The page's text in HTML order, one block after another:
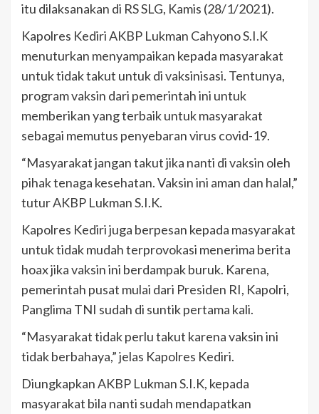
itu dilaksanakan di RS SLG, Kamis (28/1/2021).
Kapolres Kediri AKBP Lukman Cahyono S.I.K
menuturkan menyampaikan kepada masyarakat
untuk tidak takut untuk di vaksinisasi. Tentunya,
program vaksin dari pemerintah ini untuk
memberikan yang terbaik untuk masyarakat
sebagai memutus penyebaran virus covid-19.
“Masyarakat jangan takut jika nanti di vaksin oleh
pihak tenaga kesehatan. Vaksin ini aman dan halal,”
tutur AKBP Lukman S.I.K.
Kapolres Kediri juga berpesan kepada masyarakat
untuk tidak mudah terprovokasi menerima berita
hoax jika vaksin ini berdampak buruk. Karena,
pemerintah pusat mulai dari Presiden RI, Kapolri,
Panglima TNI sudah di suntik pertama kali.
“Masyarakat tidak perlu takut karena vaksin ini
tidak berbahaya,” jelas Kapolres Kediri.
Diungkapkan AKBP Lukman S.I.K, kepada
masyarakat bila nanti sudah mendapatkan